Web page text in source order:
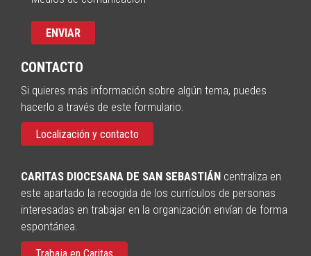
CONTACTO
Si quieres más información sobre algún tema, puedes
hacerlo a través de este formulario.
Localización y contacto
CARITAS DIOCESANA DE SAN SEBASTIÁN centraliza en
este apartado la recogida de los currículos de personas
interesadas en trabajar en la organización envían de forma
espontánea.